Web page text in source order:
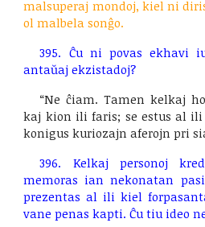
malsuperaj mondoj, kiel ni
ol malbela sonĝo.
395. Ĉu ni povas ekhavi
antaŭaj ekzistadoj?
“Ne ĉiam. Tamen kelkaj
kaj kion ili faris; se estus al
konigus kuriozajn aferojn pri
396. Kelkaj personoj
memoras ian nekonatan
prezentas al ili kiel
vane penas kapti. Ĉu tiu ideo